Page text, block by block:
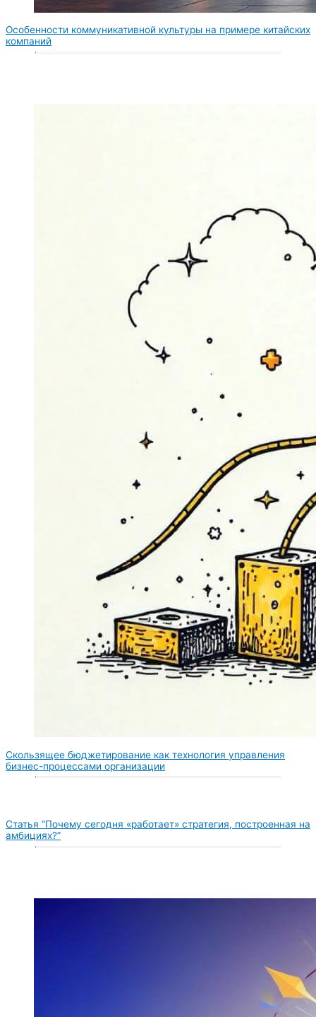
Особенности коммуникативной культуры на примере китайских
компаний
Скользящее бюджетирование как технология управления
бизнес-процессами организации
Статья “Почему сегодня «работает» стратегия, построенная на
амбициях?”